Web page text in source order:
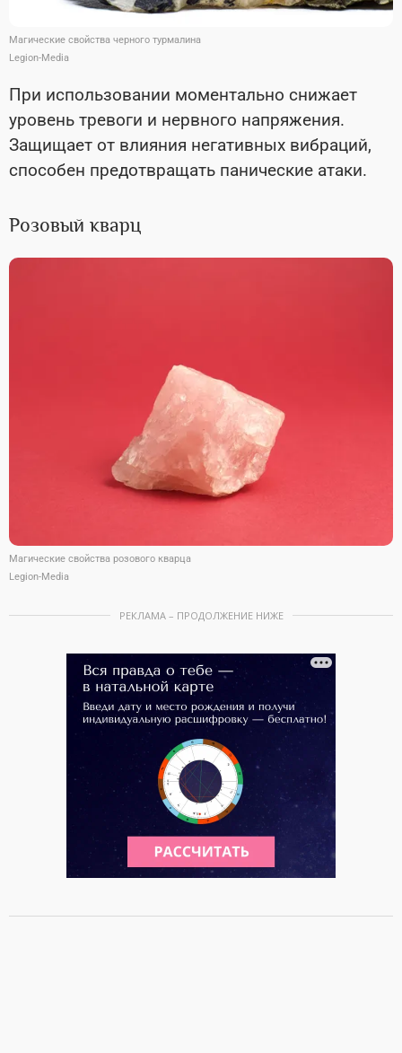
Магические свойства черного турмалина
Legion-Media
При использовании моментально снижает
уровень тревоги и нервного напряжения.
Защищает от влияния негативных вибраций,
способен предотвращать панические атаки.
Розовый кварц
Магические свойства розового кварца
Legion-Media
РЕКЛАМА – ПРОДОЛЖЕНИЕ НИЖЕ